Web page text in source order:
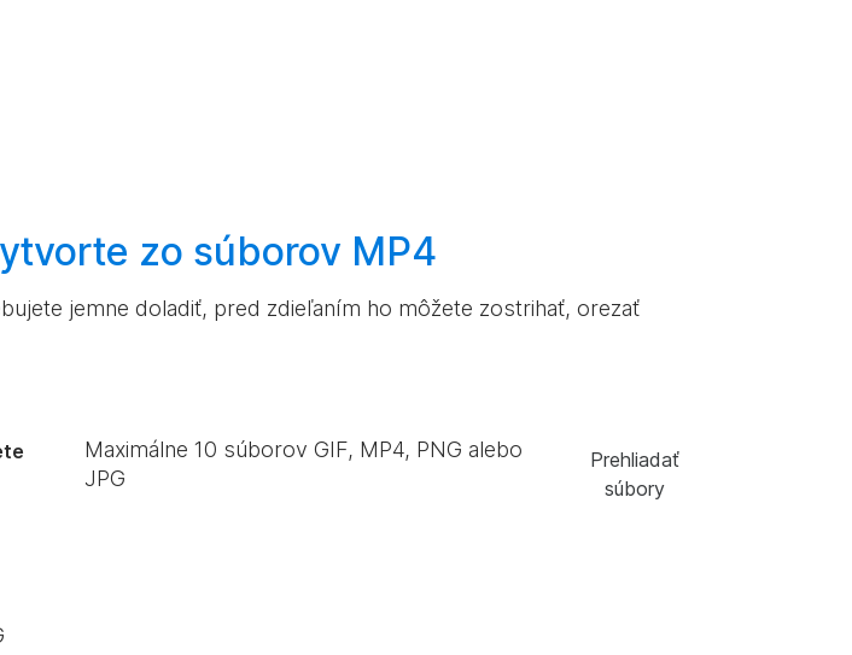
zo súborov MP4
jemne doladiť, pred zdieľaním ho môžete zostrihať, orezať
Maximálne10 súborov GIF, MP4, PNG alebo
JPG
Prehliadať
súbory